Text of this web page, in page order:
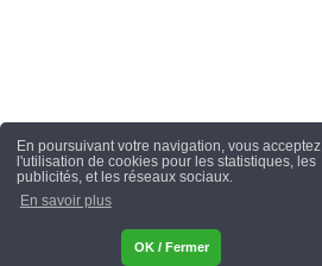
En poursuivant votre navigation, vous acceptez
l'utilisation de cookies pour les statistiques, les
publicités, et les réseaux sociaux.
En savoir plus
OK / Fermer